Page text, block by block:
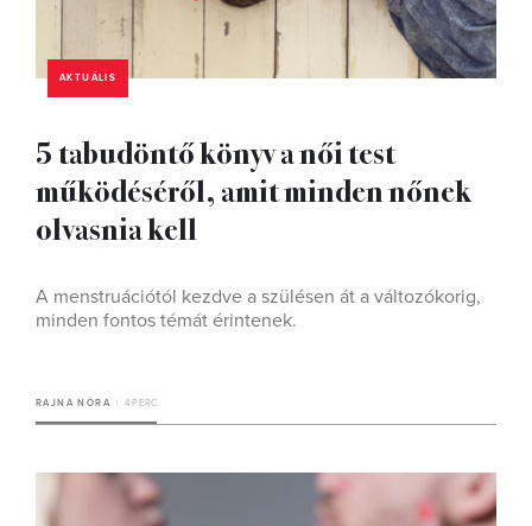
AKTUÁLIS
5 tabudöntő könyv a női test
működéséről, amit minden nőnek
olvasnia kell
A menstruációtól kezdve a szülésen át a változókorig,
minden fontos témát érintenek.
RAJNA NÓRA 4 PERC